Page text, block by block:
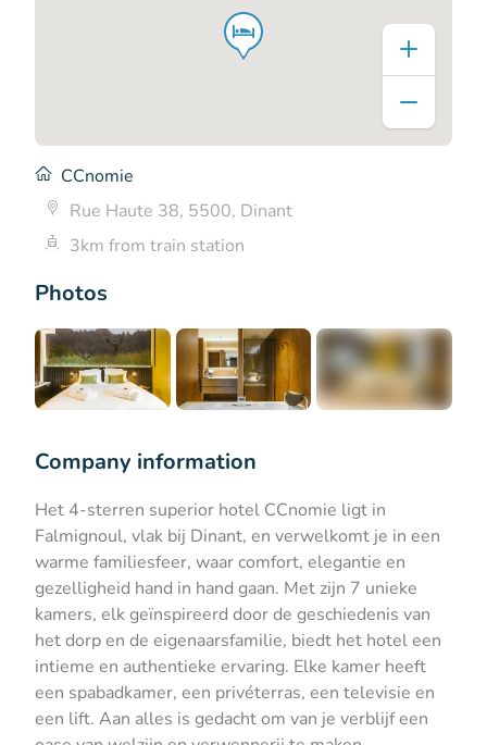
Photos
CCnomie
Rue Haute 38, 5500, Dinant
3km from train station
Company information
Het 4-sterren superior hotel CCnomie ligt in
Falmignoul, vlak bij Dinant, en verwelkomt je in een
warme familiesfeer, waar comfort, elegantie en
gezelligheid hand in hand gaan. Met zijn 7 unieke
kamers, elk geïnspireerd door de geschiedenis van
het dorp en de eigenaarsfamilie, biedt het hotel een
intieme en authentieke ervaring. Elke kamer heeft
een spabadkamer, een privéterras, een televisie en
een lift. Aan alles is gedacht om van je verblijf een